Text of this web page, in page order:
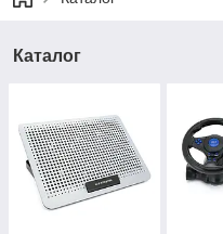
Каталог